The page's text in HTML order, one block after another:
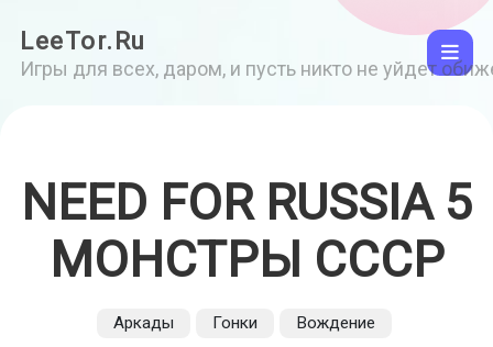
LeeTor.Ru
Игры для всех, даром, и пусть никто не уйдет
NEED FOR RUSSIA 5
МОНСТРЫ СССР
Аркады Гонки Вождение